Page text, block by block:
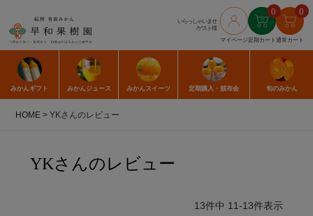
いらっしゃいませ
/ゲスト様
マイページ
0
定期カート
0
通常カート
みかんギフト みかんジュース みかんスイーツ 定期購入 ・頒布会 旬のみかん
HOME YKさんのレビュー
YKさんのレビュー
13件中 11-13件表示